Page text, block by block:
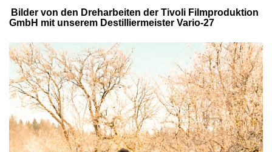
Bilder von den Dreharbeiten der Tivoli Filmproduktion
GmbH mit unserem Destilliermeister Vario-27